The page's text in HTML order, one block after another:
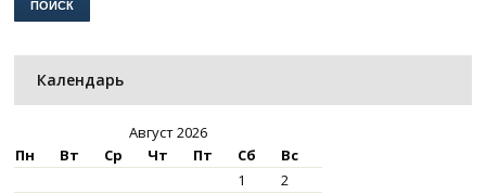
Календарь
Август 2026
Пн
Вт Ср Чт Пт Сб
Вс
1
2